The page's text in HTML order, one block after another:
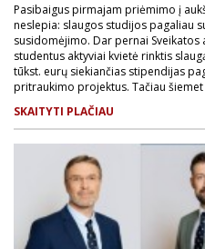
Pasibaigus pirmajam priėmimo į
neslepia: slaugos studijos pagaliau
susidomėjimo. Dar pernai
studentus aktyviai kvietė rinktis
tūkst. eurų siekiančias stipendijas
pritraukimo projektus. Tačiau
SKAITYTI PLAČIAU